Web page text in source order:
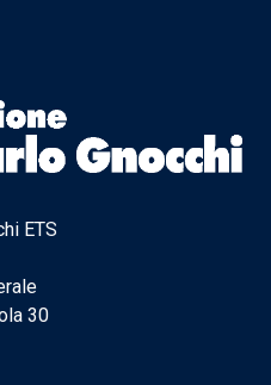
ETS
30